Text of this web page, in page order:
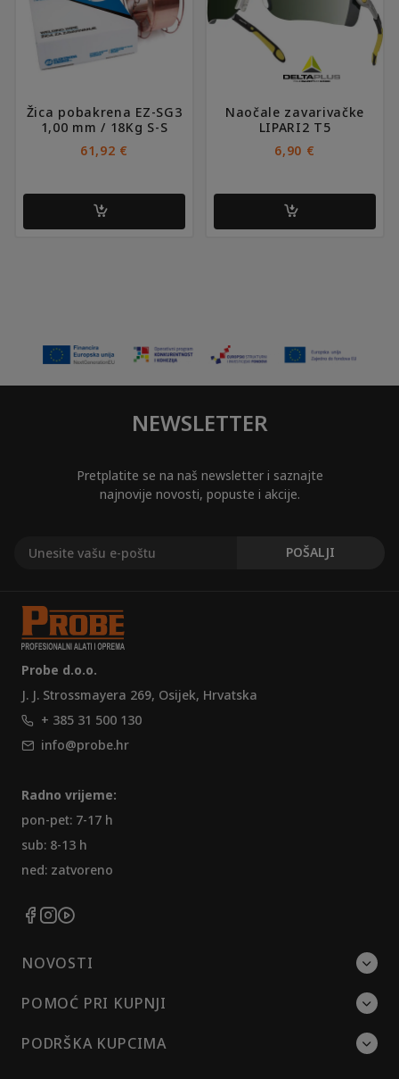
Žica pobakrena EZ-SG3
1,00 mm / 18Kg S-S
61,92 €
Naočale zavarivačke
LIPARI2 T5
6,90 €
NEWSLETTER
Pretplatite se na naš newsletter i saznajte
najnovije novosti, popuste i akcije.
Probe d.o.o.
J. J. Strossmayera 269, Osijek, Hrvatska
+ 385 31 500 130
info@probe.hr
Radno vrijeme:
pon-pet: 7-17 h
sub: 8-13 h
ned: zatvoreno
NOVOSTI
POMOĆ PRI KUPNJI
PODRŠKA KUPCIMA